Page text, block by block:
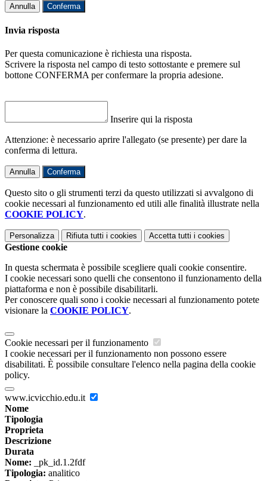
Annulla Conferma
Invia risposta
Per questa comunicazione è richiesta una risposta.
Scrivere la risposta nel campo di testo sottostante e premere sul
bottone CONFERMA per confermare la propria adesione.
Inserire qui la risposta
Attenzione: è necessario aprire l'allegato (se presente) per dare la
conferma di lettura.
Annulla Conferma
Questo sito o gli strumenti terzi da questo utilizzati si avvalgono di
cookie necessari al funzionamento ed utili alle finalità illustrate nella
COOKIE POLICY.
Personalizza Rifiuta tutti i cookies Accetta tutti i cookies
Gestione cookie
In questa schermata è possibile scegliere quali cookie consentire.
I cookie necessari sono quelli che consentono il funzionamento della
piattaforma e non è possibile disabilitarli.
Per conoscere quali sono i cookie necessari al funzionamento potete
visionare la COOKIE POLICY.
Cookie necessari per il funzionamento
I cookie necessari per il funzionamento non possono essere
disabilitati. È possibile consultare l'elenco nella pagina della cookie
policy.
www.icvicchio.edu.it
Nome
Tipologia
Proprieta
Descrizione
Durata
Nome: _pk_id.1.2fdf
Tipologia: analitico